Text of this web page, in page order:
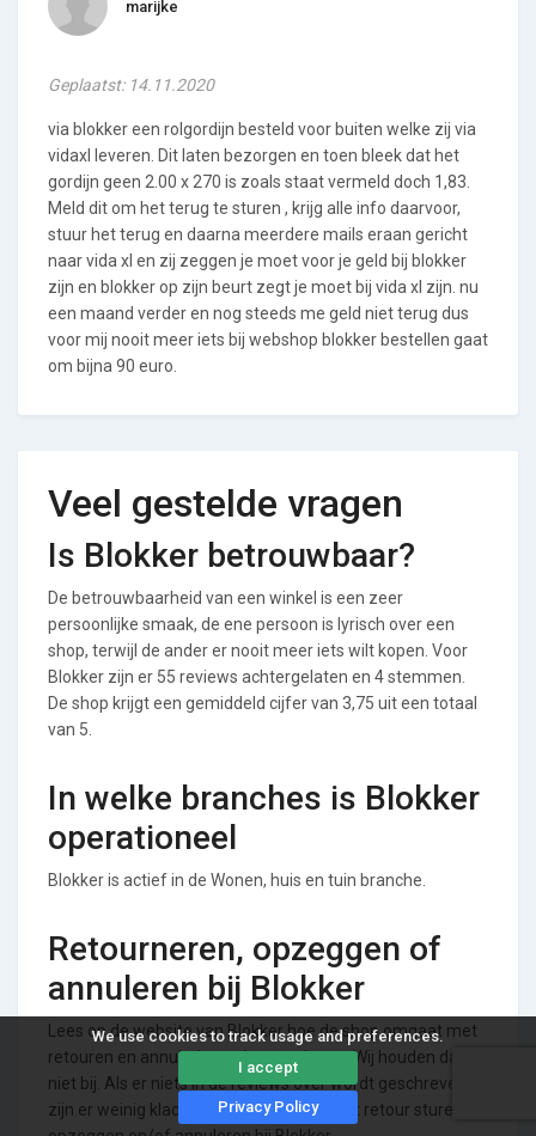
We use cookies to track usage and preferences.
I accept
Privacy Policy
marijke
Geplaatst: 14.11.2020
via blokker een rolgordijn besteld voor buiten welke zij via
vidaxl leveren. Dit laten bezorgen en toen bleek dat het
gordijn geen 2.00 x 270 is zoals staat vermeld doch 1,83.
Meld dit om het terug te sturen , krijg alle info daarvoor,
stuur het terug en daarna meerdere mails eraan gericht
naar vida xl en zij zeggen je moet voor je geld bij blokker
zijn en blokker op zijn beurt zegt je moet bij vida xl zijn. nu
een maand verder en nog steeds me geld niet terug dus
voor mij nooit meer iets bij webshop blokker bestellen gaat
om bijna 90 euro.
Veel gestelde vragen
Is Blokker betrouwbaar?
De betrouwbaarheid van een winkel is een zeer
persoonlijke smaak, de ene persoon is lyrisch over een
shop, terwijl de ander er nooit meer iets wilt kopen. Voor
Blokker zijn er 55 reviews achtergelaten en 4 stemmen.
De shop krijgt een gemiddeld cijfer van 3,75 uit een totaal
van 5.
In welke branches is Blokker
operationeel
Blokker is actief in de Wonen, huis en tuin branche.
Retourneren, opzeggen of
annuleren bij Blokker
Lees op de website van Blokker hoe de shop omgaat met
retouren en annuleringen/opzeggingen. Wij houden dat
niet bij. Als er niets in de reviews over wordt geschreven,
zijn er weinig klachten te melden over het retour sturen,